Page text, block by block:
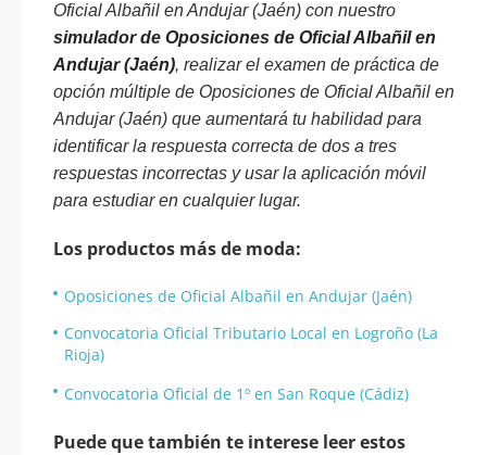
Oficial Albañil en Andujar (Jaén) con nuestro
simulador de Oposiciones de Oficial Albañil en
Andujar (Jaén), realizar el examen de práctica de
opción múltiple de Oposiciones de Oficial Albañil en
Andujar (Jaén) que aumentará tu habilidad para
identificar la respuesta correcta de dos a tres
respuestas incorrectas y usar la aplicación móvil
para estudiar en cualquier lugar.
Los productos más de moda:
Oposiciones de Oficial Albañil en Andujar (Jaén)
Convocatoria Oficial Tributario Local en Logroño (La
Rioja)
Convocatoria Oficial de 1º en San Roque (Cádiz)
Puede que también te interese leer estos